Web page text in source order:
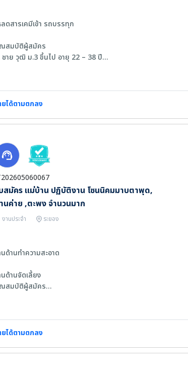
ลดสารเคมีเข้า รถบรรทุก
สมบัติผู้สมัคร
ชาย วุฒิ ม.3 ขึ้นไป อายุ 22 – 38 ปี
ปฏิบัติตนตามกฎข้อบังคับการทำงานได้ดี
ไม่ยุ่งเกี่ยวกับยาเสพติดทุกชนิด
ยได้ตามตกลง
สมัคร แม่บ้าน ปฏิบัติงาน โซนนิคมมาบตาพุด,
นค่าย ,ตะพง จำนวนมาก
งานประจำ ระยอง
นด้านทำความสะอาด
นด้านจัดเลี้ยง
สมบัติผู้สมัคร
พร้อมเริ่มงาน ทำโอทีได้
รักงานบริการ กระตือรือร้น ในการทำงาน มนุษย์สัมพันธ์ดี
ยได้ตามตกลง